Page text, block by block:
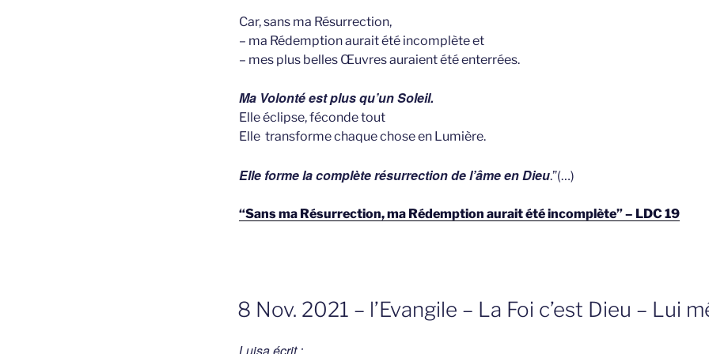
Car, sans ma Résurrection,
– ma Rédemption aurait été incomplète et
– mes plus belles Œuvres auraient été enterrées.
Ma Volonté est plus qu’un Soleil.
Elle éclipse, féconde tout
Elle transforme chaque chose en Lumière.
Elle forme la complète résurrection de l’âme en Dieu.”(…)
“Sans ma Résurrection, ma Rédemption aurait été incomplète” – LDC 19
OP
8 Nov. 2021 – l’Evangile – La Foi c’est Dieu – Lui